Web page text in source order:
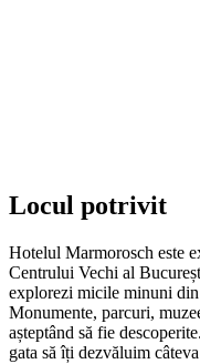
Locul potrivit
Hotelul Marmorosch este
Centrului Vechi al
explorezi micile minuni
Monumente, parcuri,
așteptând să fie
gata să îți dezvăluim